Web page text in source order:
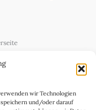
wir Technologien
und/oder darauf